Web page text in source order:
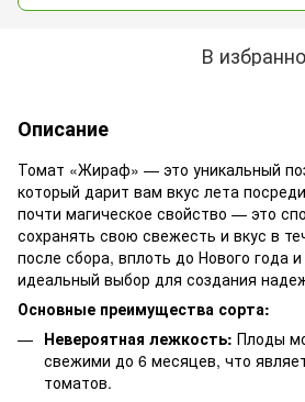
В
Описание
Томат «Жираф» — это уникальный
который дарит вам вкус лета
почти магическое свойство — это
сохранять свою свежесть и вкус в
после сбора, вплоть до Нового года
идеальный выбор для создания
Основные преимущества сорта:
Невероятная лежкость: Плоды
свежими до 6 месяцев, что
томатов.